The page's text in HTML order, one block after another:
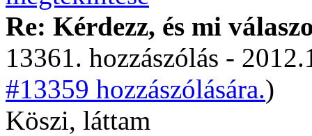
Re: Kérdezz, és mi
13361. hozzászólás -
#13359 hozzászólására.)
Köszi, láttam